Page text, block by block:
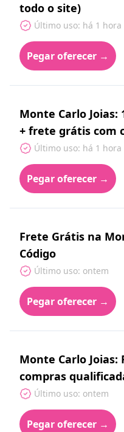
todo o site)
Último uso: há 1 hora
Pegar oferecer →
Monte Carlo Joias:
+ frete grátis com
Último uso: há 1 hora
Pegar oferecer →
Frete Grátis na
Código
Último uso: ontem
Pegar oferecer →
Monte Carlo
compras
Último uso: ontem
Pegar oferecer →